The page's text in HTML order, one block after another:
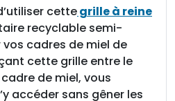
cettegrille à reine
recyclable semi-
cadres de miel de
cette grille entre le
de miel, vous
accéder sans gêner les